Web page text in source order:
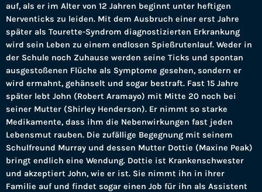
auf, als er im Alter von 12 Jahren beginnt unter heftigen
Nerventicks zu leiden. Mit dem Ausbruch einer erst Jahre
später als Tourette-Syndrom diagnostizierten Erkrankung
wird sein Leben zu einem endlosen Spießrutenlauf. Weder in
der Schule noch Zuhause werden seine Ticks und spontan
ausgestoßenen Flüche als Symptome gesehen, sondern er
wird ermahnt, gehänselt und sogar bestraft. Fast 15 Jahre
später lebt John (Robert Aramayo) mit Mitte 20 noch bei
seiner Mutter (Shirley Henderson). Er nimmt so starke
Medikamente, dass ihm die Nebenwirkungen fast jeden
Lebensmut rauben. Die zufällige Begegnung mit seinem
Schulfreund Murray und dessen Mutter Dottie (Maxine Peak)
bringt endlich eine Wendung. Dottie ist Krankenschwester
und akzeptiert John, wie er ist. Sie nimmt ihn in ihrer
Familie auf und findet sogar einen Job für ihn als Assistent